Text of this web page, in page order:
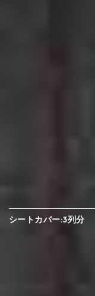
シートカバー:3列分